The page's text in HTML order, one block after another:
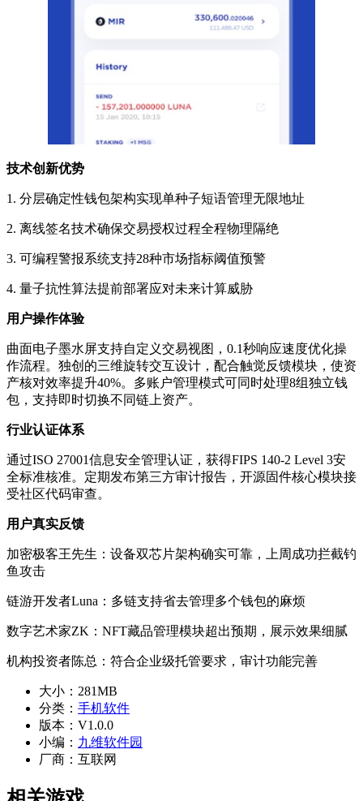
技术创新优势
1. 分层确定性钱包架构实现单种子短语管理无限地址
2. 离线签名技术确保交易授权过程全程物理隔绝
3. 可编程警报系统支持28种市场指标阈值预警
4. 量子抗性算法提前部署应对未来计算威胁
用户操作体验
曲面电子墨水屏支持自定义交易视图，0.1秒响应速度优化操
作流程。独创的三维旋转交互设计，配合触觉反馈模块，使资
产核对效率提升40%。多账户管理模式可同时处理8组独立钱
包，支持即时切换不同链上资产。
行业认证体系
通过ISO 27001信息安全管理认证，获得FIPS 140-2 Level 3安
全标准核准。定期发布第三方审计报告，开源固件核心模块接
受社区代码审查。
用户真实反馈
加密极客王先生：设备双芯片架构确实可靠，上周成功拦截钓
鱼攻击
链游开发者Luna：多链支持省去管理多个钱包的麻烦
数字艺术家ZK：NFT藏品管理模块超出预期，展示效果细腻
机构投资者陈总：符合企业级托管要求，审计功能完善
大小： 281MB
分类： 手机软件
版本： V1.0.0
小编： 九维软件园
厂商： 互联网